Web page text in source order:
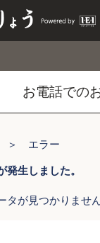
お電話での
＞ エラー
発生しました。
タが見つかりませ